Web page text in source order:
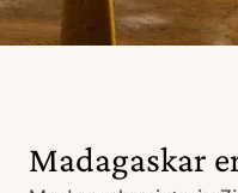
Madagaskar